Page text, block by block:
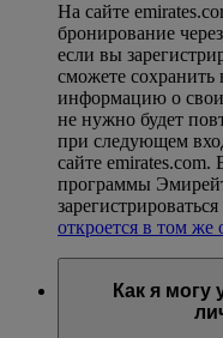
На сайте
бронирование
если вы
сможете
информацию о
не нужно будет
при следующем
сайте emirates.com.
программы
откроется в том же
Как я могу